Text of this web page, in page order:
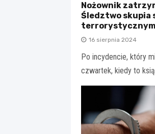
Nożownik
Śledztwo skupia
terrorystycznym
16 sierpnia 2024
Po incydencie, który
czwartek, kiedy to